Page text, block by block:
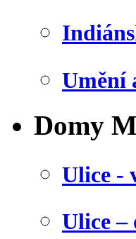
Umění
Domy
Ulice -
Ulice –